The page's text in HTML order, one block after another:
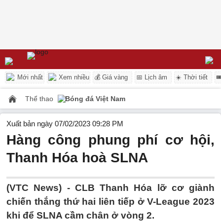
Mới nhất Xem nhiều 💰 Giá vàng 📅 Lịch âm ☀️ Thời tiết
Thể thao Bóng đá Việt Nam
Xuất bản ngày 07/02/2023 09:28 PM
Hàng công phung phí cơ hội,
Thanh Hóa hoà SLNA
(VTC News) - CLB Thanh Hóa lỡ cơ giành
chiến thắng thứ hai liên tiếp ở V-League 2023
khi để SLNA cầm chân ở vòng 2.